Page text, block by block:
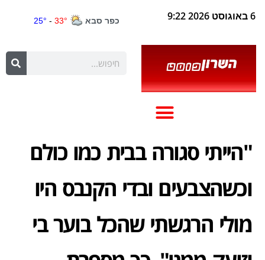
6 באוגוסט 2026 9:22
"הייתי סגורה בבית כמו כולם
וכשהצבעים ובדי הקנבס היו
מולי הרגשתי שהכל בוער בי